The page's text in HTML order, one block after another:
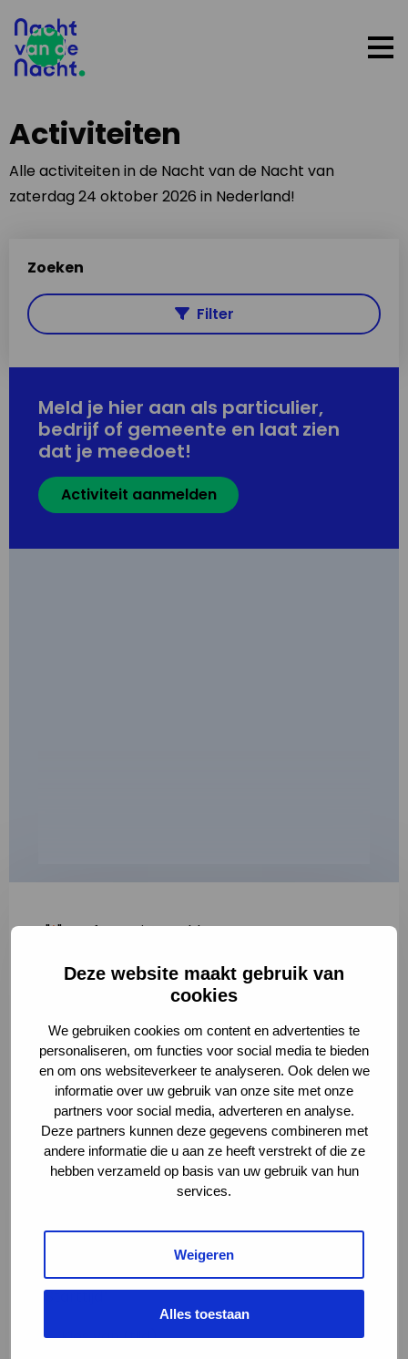
Deze website maakt gebruik van
cookies
We gebruiken cookies om content en advertenties te
personaliseren, om functies voor social media te bieden
en om ons websiteverkeer te analyseren. Ook delen we
informatie over uw gebruik van onze site met onze
partners voor social media, adverteren en analyse.
Deze partners kunnen deze gegevens combineren met
andere informatie die u aan ze heeft verstrekt of die ze
hebben verzameld op basis van uw gebruik van hun
services.
Weigeren
Alles toestaan
Activiteiten
Alle activiteiten in de Nacht van de Nacht van
zaterdag 24 oktober 2026 in Nederland!
Zoeken
Filter
Meld je hier aan als particulier,
bedrijf of gemeente en laat zien
dat je meedoet!
Activiteit aanmelden
"*" geeft vereiste velden aan
2
Volledige omschrijving*
Starttijd*